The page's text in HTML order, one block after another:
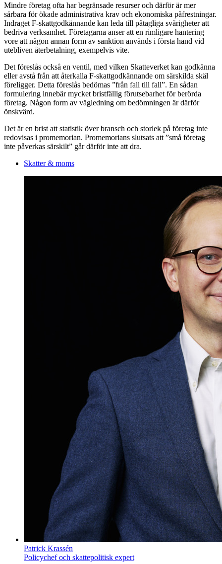
Mindre företag ofta har begränsade resurser och därför är mer
sårbara för ökade administrativa krav och ekonomiska påfrestningar.
Indraget F-skattgodkännande kan leda till påtagliga svårigheter att
bedriva verksamhet. Företagarna anser att en rimligare hantering
vore att någon annan form av sanktion används i första hand vid
utebliven återbetalning, exempelvis vite.
Det föreslås också en ventil, med vilken Skatteverket kan godkänna
eller avstå från att återkalla F-skattgodkännande om särskilda skäl
föreligger. Detta föreslås bedömas ”från fall till fall”. En sådan
formulering innebär mycket bristfällig förutsebarhet för berörda
företag. Någon form av vägledning om bedömningen är därför
önskvärd.
Det är en brist att statistik över bransch och storlek på företag inte
redovisas i promemorian. Promemorians slutsats att ”små företag
inte påverkas särskilt” går därför inte att dra.
Skatter & moms
Patrick Krassén
Policychef och skattepolitisk expert